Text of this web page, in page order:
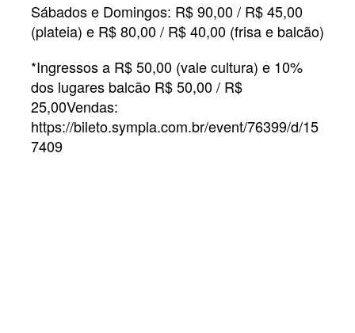
Sábados e Domingos: R$ 90,00 / R$ 45,00
(plateia) e R$ 80,00 / R$ 40,00 (frisa e balcão)
*Ingressos a R$ 50,00 (vale cultura) e 10%
dos lugares balcão R$ 50,00 / R$
25,00Vendas:
https://bileto.sympla.com.br/event/76399/d/15
7409